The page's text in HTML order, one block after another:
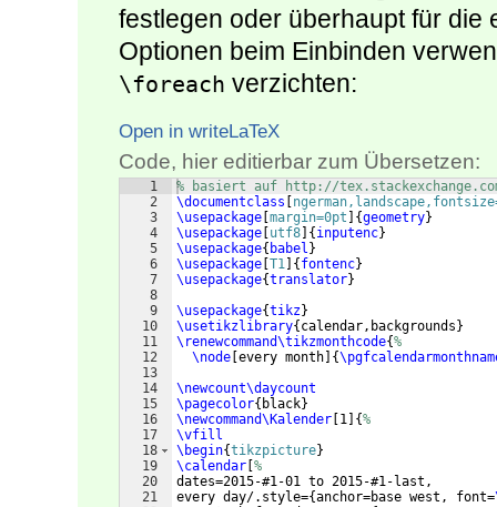
festlegen oder überhaupt für
Optionen beim Einbinden
\foreach verzichten:
Open in writeLaTeX
Code, hier editierbar zum Übersetzen:
1
2
3
4
5
6
7
8
9
10
11
12
13
14
15
16
17
18
19
20
21
% basiert auf http://
\documentclass
\usepackage margin=0pt {geometry}
\usepackage utf8 { inputenc}
\usepackage{ babel }
\usepackage T1 { fontenc}
\usepackage{translator}
\usepackage{tikz}
\usetikzlibrary{ calendar,backgrounds }
\renewcommand\tikzmonthcode{%
\node every month {
\newcount\daycount
\pagecolor{ black}
\newcommand\Kalender 1 {%
\vfill
\begin{tikzpicture}
\calendar %
dates=2015-#1-01 to 2015-#1-last,
every day/.style={anchor=base west, font=